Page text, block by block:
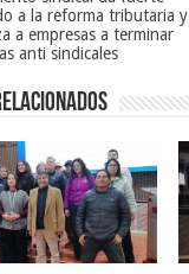
a la reforma tributaria y
a empresas a terminar
anti sindicales